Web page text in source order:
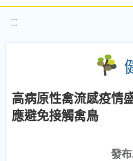
:::
高病原性禽流感疫情
應避免接觸禽鳥
發布